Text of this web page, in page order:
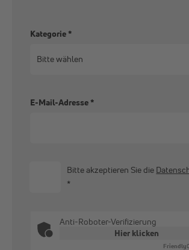
Kategorie*
E-Mail-Adresse*
Bitte akzeptieren Sie die
*
Anti-Roboter-Verifizierung
Hier klicken
Friendly